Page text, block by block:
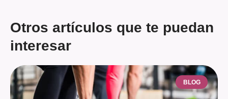
Otros artículos que te puedan
interesar
BLOG